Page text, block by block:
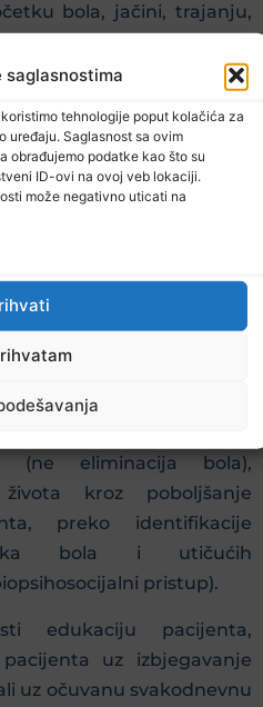
saglasnostima
tehnologije poput kolačića za
uređaju. Saglasnost sa ovim
obrađujemo podatke kao što su
ID-ovi na ovoj veb lokaciji.
može negativno uticati na
bola, jačini, trajanju,
terapiju“, kaže
Kliničkog centra
pristup individualan
tretman, bihevioralna
pristup bi trebalo da je
se intenzivno primenjuju
i kognitivno-bihevioralne
(ne eliminacija bola),
kroz poboljšanje
preko identifikacije
bola i utičućih
pristup).
edukaciju pacijenta,
uz izbjegavanje
uz očuvanu svakodnevnu